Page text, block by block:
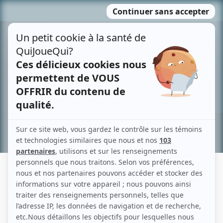
MENU
contenu
Recherche avancée »
ZACK PELLETIER
Liens
Fiche de Zack Pelletier sur Showbizz.net